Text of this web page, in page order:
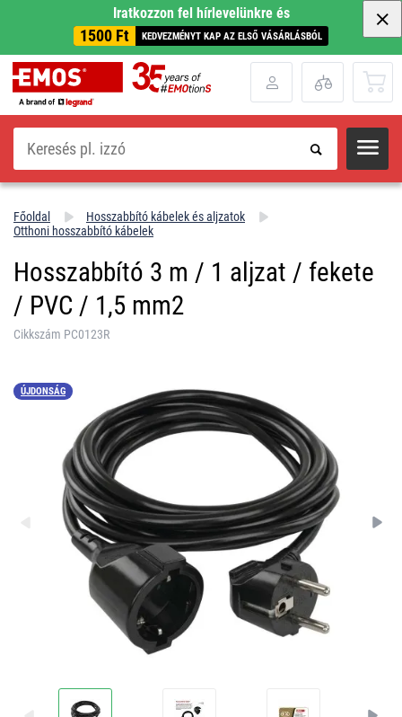
Iratkozzon fel hírlevelünkre és
1500 Ft KEDVEZMÉNYT KAP AZ ELSŐ VÁSÁRLÁSBÓL
Keresés
Főoldal
Hosszabbító kábelek és aljzatok
Otthoni hosszabbító kábelek
Hosszabbító 3 m / 1 aljzat / fekete
/ PVC / 1,5 mm2
Cikkszám PC0123R
ÚJDONSÁG